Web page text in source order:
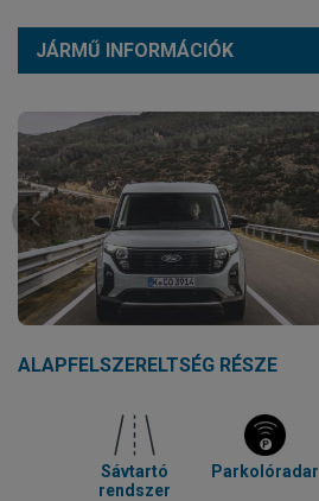
JÁRMŰ INFORMÁCIÓK
ALAPFELSZERELTSÉG RÉSZE
Sávtartó
rendszer
Parkolóradar